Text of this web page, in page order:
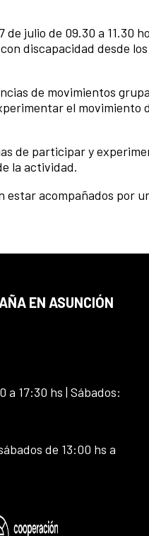
julio de 09.30 a 11.30
discapacidad desde
de movimientos
el movimiento
de participar y
la actividad.
acompañados por
EN ASUNCIÓN
17:30 hs | Sábados:
de 13:00 hs a